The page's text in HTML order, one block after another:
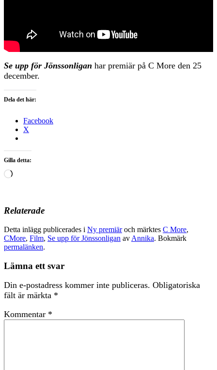
Se upp för Jönssonligan har premiär på C More den 25
december.
Dela det här:
Facebook
X
Gilla detta:
Laddar
Relaterade
Detta inlägg publicerades i Ny premiäroch märktes C More,
CMore, Film, Se upp för Jönssonligan av Annika. Bokmärk
permalänken.
Lämna ett svar
Din e-postadress kommer inte publiceras. Obligatoriska
fält är märkta *
Kommentar *